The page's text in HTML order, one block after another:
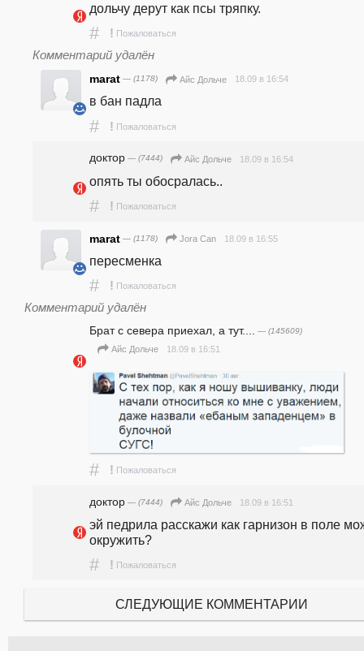
дольчу дерут как псы тряпку.
# ! Пожаловаться
Комментарий удалён
marat — (1178) Айс Дольче 18.09 в 16:54
в бан падла
# ! Пожаловаться
доктор — (7444) Айс Дольче 18.09 в 16:54
опять ты обосралась..
# ! Пожаловаться
marat — (1178) Jora Can 18.09 в 16:55
пересменка
# ! Пожаловаться
Комментарий удалён
Брат с севера приехал, а тут....
— (145609)
Айс Дольче 18.09 в 16:51
# ! Пожаловаться
доктор — (7444) Айс Дольче 18.09 в 16:51
эй педрила расскажи как гарнизон в поле
окружить?
# ! Пожаловаться
СЛЕДУЮЩИЕ КОММЕНТАРИИ